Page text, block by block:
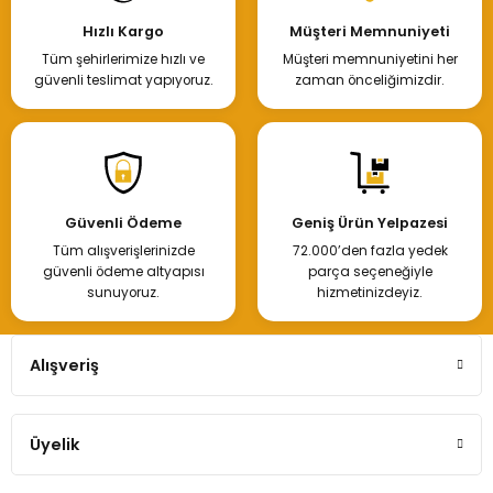
Hızlı Kargo
Tüm şehirlerimize hızlı ve
güvenli teslimat yapıyoruz.
Müşteri Memnuniyeti
Müşteri memnuniyetini her
zaman önceliğimizdir.
Güvenli Ödeme
Tüm alışverişlerinizde
güvenli ödeme altyapısı
sunuyoruz.
Geniş Ürün Yelpazesi
72.000’den fazla yedek
parça seçeneğiyle
hizmetinizdeyiz.
Alışveriş
Üyelik